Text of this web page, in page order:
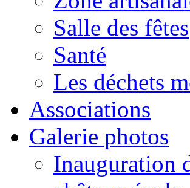
Salle des fêtes
Santé
Les déchets
Associations
Galerie photos
Inauguration